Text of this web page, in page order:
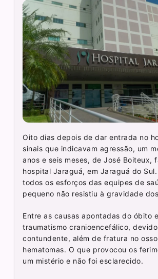
Oito dias depois de dar entrada no
sinais que indicavam agressão, um
anos e seis meses, de José Boiteux,
hospital Jaraguá, em Jaraguá do
todos os esforços das equipes de
pequeno não resistiu à gravidade
Entre as causas apontadas do óbito
traumatismo cranioencefálico,
contundente, além de fratura no
hematomas. O que provocou os
um mistério e não foi esclarecido.